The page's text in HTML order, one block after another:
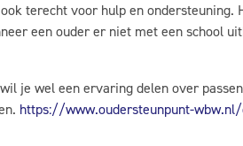
terecht voor hulp en
een ouder er niet met een school
je wel een ervaring delen over
https://www.oudersteunpunt-